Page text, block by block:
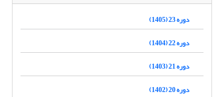
دوره 23 (1405)
دوره 22 (1404)
دوره 21 (1403)
دوره 20 (1402)